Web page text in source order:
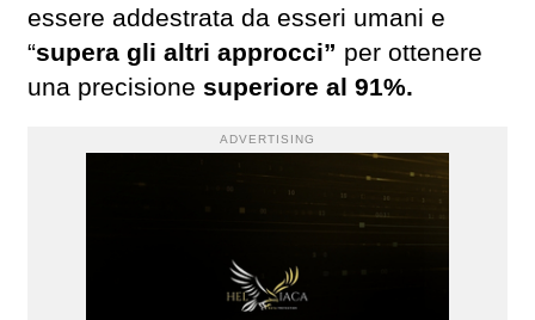
essere addestrata da esseri umani e
“supera gli altri approcci” per ottenere
una precisione superiore al 91%.
ADVERTISING